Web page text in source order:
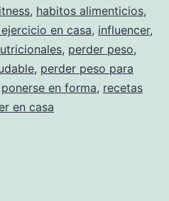
, habitos alimenticios,
en casa, influencer,
, perder peso,
, perder peso para
ponerse en forma, recetas
en casa